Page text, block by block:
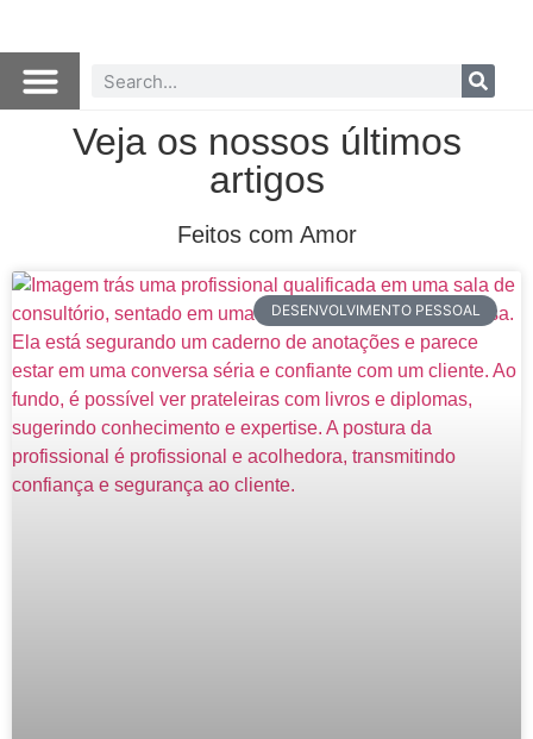
Veja os nossos últimos
artigos
Feitos com Amor
DESENVOLVIMENTO PESSOAL